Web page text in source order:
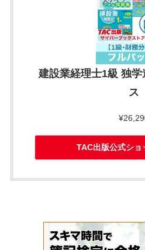
建設業経理士1級 独
ス
TAC出版公式ショ